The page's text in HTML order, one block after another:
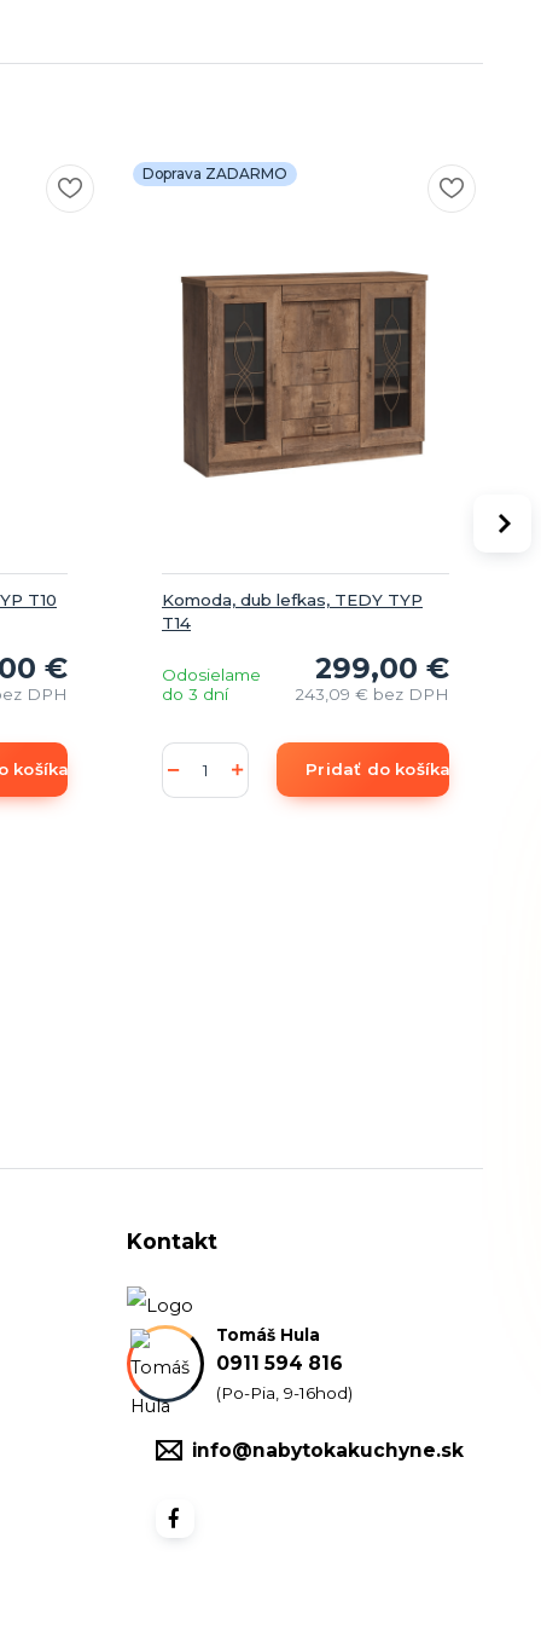
T10
€
DPH
košíka
Doprava ZADARMO
Komoda, dub lefkas, TEDY TYP
T14
299,00 €
243,09 € bez DPH
Odosielame
do 3 dní
Pridať do košíka
Kontakt
Tomáš Hula
0911 594 816
(Po-Pia, 9-16hod)
info@nabytokakuchyne.sk